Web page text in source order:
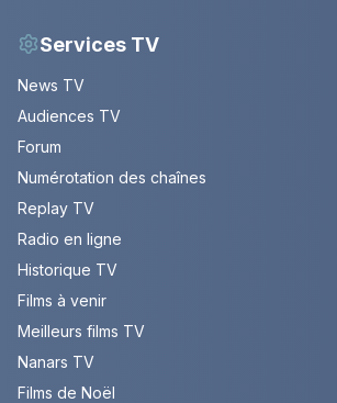
Services TV
News TV
Audiences TV
Forum
Numérotation des chaînes
Replay TV
Radio en ligne
Historique TV
Films à venir
Meilleurs films TV
Nanars TV
Films de Noël